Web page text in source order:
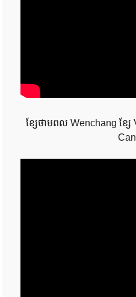
ខ្សែថាមពល Wenchang ខ្សែ